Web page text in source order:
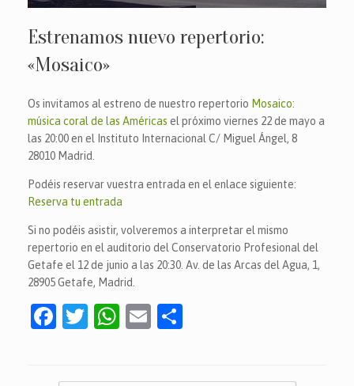
Estrenamos nuevo repertorio:
«Mosaico»
Os invitamos al estreno de nuestro repertorio Mosaico:
música coral de las Américas el próximo viernes 22 de mayo a
las 20:00 en el Instituto Internacional C/ Miguel Ángel, 8
28010 Madrid.
Podéis reservar vuestra entrada en el enlace siguiente:
Reserva tu entrada
Si no podéis asistir, volveremos a interpretar el mismo
repertorio en el auditorio del Conservatorio Profesional del
Getafe el 12 de junio a las 20:30. Av. de las Arcas del Agua, 1,
28905 Getafe, Madrid.
F
T
W E